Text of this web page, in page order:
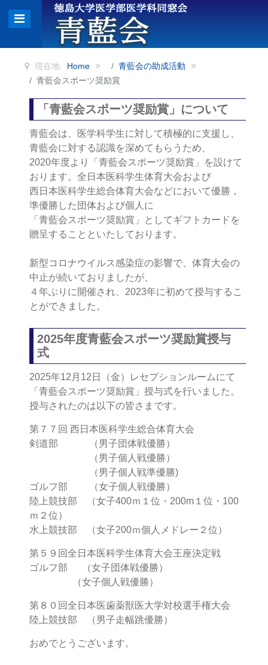
現在地: Home
青藍会の助成活動
青藍会スポーツ奨励賞
「青藍会スポーツ奨励賞」について
青藍会は、医学科学生に対して積極的に支援し、
青藍会に対する認識を深めてもらうため、
2020年度より「青藍会スポーツ奨励賞」を設けて
おります。全日本医科学生体育大会および
西日本医科学生総合体育大会などにおいて優勝，
準優勝した団体および個人に
「青藍会スポーツ奨励賞」
としてギフトカードを
贈呈することといたしております。
新型コロナウイルス感染症の影響で、体育大会の
中止が続いておりましたが、
４年ぶりに開催され、2023年に初めて授与するこ
とができました。
2025年度青藍会スポーツ奨励賞授与
式
2025年12月12日（金）レセプションルームにて
「青藍会スポーツ奨励賞」授与式を行いました。
授与されたのは以下の皆さまです。
第７７回 西日本医科学生総合体育大会
剣道部 （男子団体戦優勝）
（男子個人戦優勝）
（男子個人戦準優勝)
ゴルフ部 （女子個人戦優勝）
陸上競技部 （女子400ｍ１位・200m１位・100
ｍ２位）
水上競技部 （女子200ｍ個人メドレー２位）
第５９回全日本医科学生体育大会王座決定戦
ゴルフ部 （女子団体戦優勝）
（女子個人戦優勝）
第８０回全日本医歯薬獣医大学対校選手権大会
陸上競技部 （男子走幅跳優勝）
おめでとうございます。